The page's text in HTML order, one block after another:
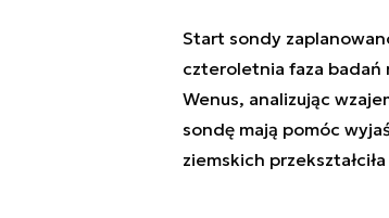
Start sondy
czteroletnia faza badań
Wenus, analizując
sondę mają pomóc
ziemskich